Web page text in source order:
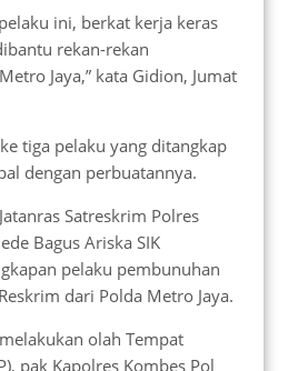
ini, berkat kerja keras
rekan-rekan
Jaya,” kata Gidion, Jumat
tiga pelaku yang ditangkap
dengan perbuatannya.
Satreskrim Polres
Bagus Ariska SIK
pelaku pembunuhan
dari Polda Metro Jaya.
olah Tempat
pak Kapolres Kombes Pol